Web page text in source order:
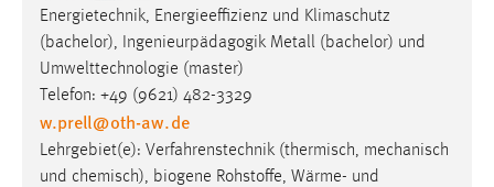
Energietechnik, Energieeffizienz und Klimaschutz
(bachelor), Ingenieurpädagogik Metall (bachelor) und
Umwelttechnologie (master)
Telefon: +49 (9621) 482-3329
w.prell@oth-aw.de
Lehrgebiet(e): Verfahrenstechnik (thermisch, mechanisch
und chemisch), biogene Rohstoffe, Wärme- und